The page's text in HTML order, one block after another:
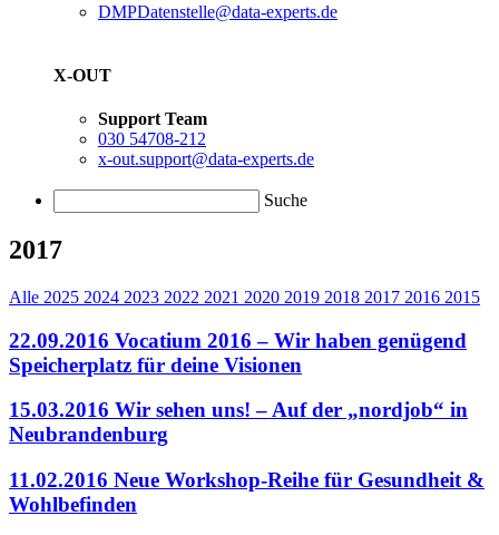
DMPDatenstelle@data-experts.de
X-OUT
Support Team
030 54708-212
x-out.support@data-experts.de
Suche
2017
Alle 2025 2024 2023 2022 2021 2020 2019 2018 2017 2016 2015
22.09.2016 Vocatium 2016 – Wir haben genügend
Speicherplatz für deine Visionen
15.03.2016 Wir sehen uns! – Auf der „nordjob“ in
Neubrandenburg
11.02.2016 Neue Workshop-Reihe für Gesundheit &
Wohlbefinden